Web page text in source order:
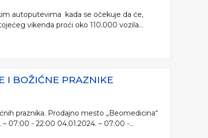
autoputevima kada se očekuje da će,
vikenda proći oko 110.000 vozila...
I BOŽIĆNE PRAZNIKE
praznika. Prodajno mesto „Beomedicina“
07:00 - 22:00 04.01.2024. – 07:00 -...